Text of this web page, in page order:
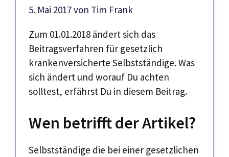
5. Mai 2017von Tim Frank
Zum 01.01.2018 ändert sich das
Beitragsverfahren für gesetzlich
krankenversicherte Selbstständige. Was
sich ändert und worauf Du achten
solltest, erfährst Du in diesem Beitrag.
Wen betrifft der Artikel?
Selbstständige die bei einer gesetzlichen